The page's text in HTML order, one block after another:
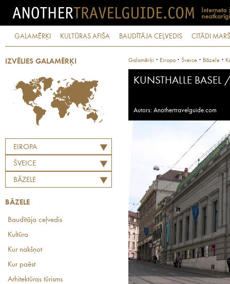
GALAMĒRĶI KULTŪRAS AFIŠA BAUDĪTĀJA CEĻVEDIS CITĀDI
IZVĒLIES GALAMĒRĶI
EIROPA
ŠVEICE
BĀZELE
BĀZELE
Baudītāja ceļvedis
Kultūra
Kur nakšņot
Kur paēst
Arhitektūras tūrisms
Galamērķi · Eiropa · Šveice · Bāzele ·
KUNSTHALLE BASEL
Autors: Anothertravelguide.com